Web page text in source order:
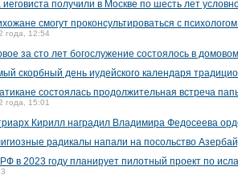
иеговиста получили в Москве по шесть лет
смогут проконсультироваться с
года, 12:54
за сто лет богослужение состоялось в
скорбный день иудейского календаря
состоялась продолжительная встреча
года, 15:01
Кирилл наградил Владимира Федосеева
радикалы напали на посольство
в 2023 году планирует пилотный проект по